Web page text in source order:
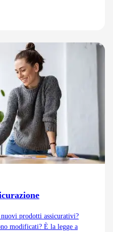
prodotti assicurativi?
modificati? È la legge a